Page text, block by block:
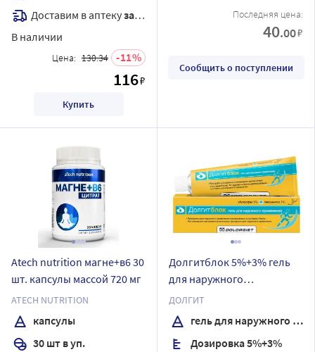
Доставим в аптекузавтра
В наличии
Цена: 130.34 11
116₽
Купить
Последняя цена:
40.00₽
Сообщить о поступлении
Atech nutrition магне+в6 30
шт. капсулы массой 720 мг
ATECH NUTRITION
капсулы
30 шт в уп.
Долгитблок 5%+3% гель
для наружного
применения 150 гр
ДОЛГИТ
гель для наружного применения
Дозировка 5%+3%